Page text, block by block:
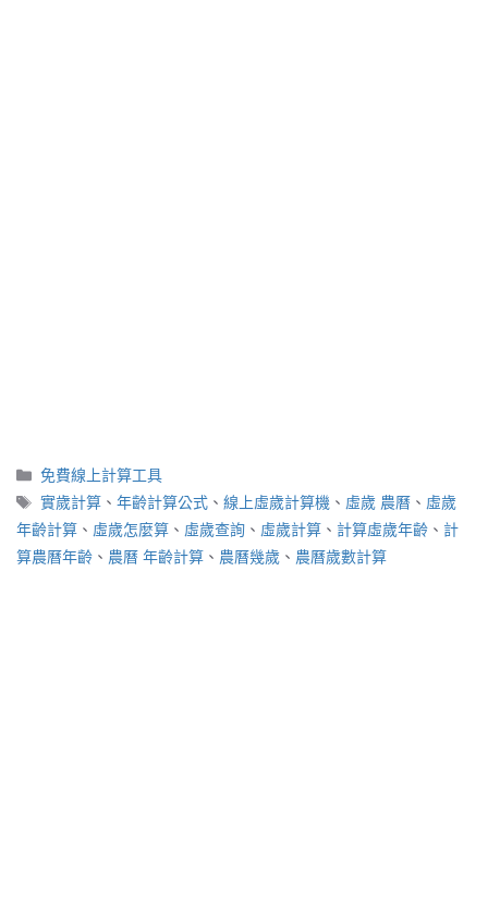
分
類
免費線上計算工具
標
籤
實歲計算 、年齡計算公式 、線上虛歲計算機 、 虛歲 農曆 、 虛歲
年齡計算 、 虛歲怎麼算 、 虛歲查詢 、 虛歲計算 、 計算虛歲年齡 、 計
算農曆年齡 、 農曆 年齡計算 、 農曆幾歲 、 農曆歲數計算